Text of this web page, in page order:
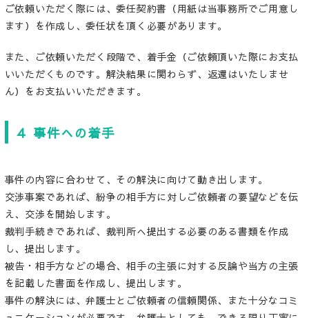
ご依頼いただく際には、委任契約書（用紙は当事務所でご用意し
ます）を作成し、委任状を頂く必要があります。
また、ご依頼いただく段階で、着手金（ご依頼頂いた際にお支払
いいただくものです。解決結果に関わらず、返還はいたしませ
ん）をお支払いいただきます。
４ 事件への着手
事件の内容に合わせて、その解決に向けて動き出します。
交渉事案であれば、紛争の相手方に対しご依頼者の要望などを伝
え、交渉を開始します。
裁判手続きであれば、裁判所へ提出する必要のある書類を作成
し、提出します。
被告・相手方などの場合、相手の主張に対する反論や当方の主張
を記載した書面を作成し、提出します。
事件の解決には、弁護士とご依頼者の信頼関係、また十分なコミ